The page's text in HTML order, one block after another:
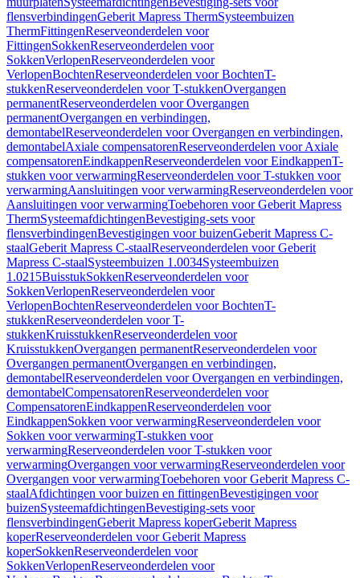
flensverbindingenGeberit Mapress ThermSysteembuizen
ThermFittingenReserveonderdelen voor
FittingenSokkenReserveonderdelen voor
SokkenVerlopenReserveonderdelen voor
VerlopenBochtenReserveonderdelen voor BochtenT-
stukkenReserveonderdelen voor T-stukkenOvergangen
permanentReserveonderdelen voor Overgangen
permanentOvergangen en verbindingen,
demontabelReserveonderdelen voor Overgangen en verbindingen,
demontabelAxiale compensatorenReserveonderdelen voor Axiale
compensatorenEindkappenReserveonderdelen voor EindkappenT-
stukken voor verwarmingReserveonderdelen voor T-stukken voor
verwarmingAansluitingen voor verwarmingReserveonderdelen voor
Aansluitingen voor verwarmingToebehoren voor Geberit Mapress
ThermSysteemafdichtingenBevestiging-sets voor
flensverbindingenBevestigingen voor buizenGeberit Mapress C-
staalGeberit Mapress C-staalReserveonderdelen voor Geberit
Mapress C-staalSysteembuizen 1.0034Systeembuizen
1.0215BuisstukSokkenReserveonderdelen voor
SokkenVerlopenReserveonderdelen voor
VerlopenBochtenReserveonderdelen voor BochtenT-
stukkenReserveonderdelen voor T-
stukkenKruisstukkenReserveonderdelen voor
KruisstukkenOvergangen permanentReserveonderdelen voor
Overgangen permanentOvergangen en verbindingen,
demontabelReserveonderdelen voor Overgangen en verbindingen,
demontabelCompensatorenReserveonderdelen voor
CompensatorenEindkappenReserveonderdelen voor
EindkappenSokken voor verwarmingReserveonderdelen voor
Sokken voor verwarmingT-stukken voor
verwarmingReserveonderdelen voor T-stukken voor
verwarmingOvergangen voor verwarmingReserveonderdelen voor
Overgangen voor verwarmingToebehoren voor Geberit Mapress C-
staalAfdichtingen voor buizen en fittingenBevestigingen voor
buizenSysteemafdichtingenBevestiging-sets voor
flensverbindingenGeberit Mapress koperGeberit Mapress
koperReserveonderdelen voor Geberit Mapress
koperSokkenReserveonderdelen voor
SokkenVerlopenReserveonderdelen voor